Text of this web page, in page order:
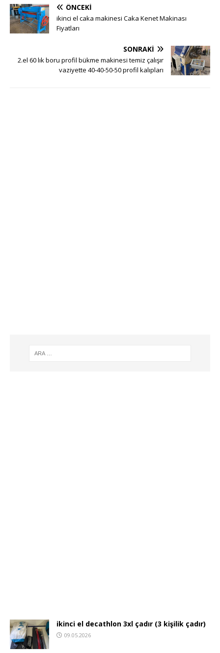
ÖNCEKI
ikinci el caka makinesi Caka Kenet Makinası
Fiyatları
SONRAKI
2.el 60 lık boru profil bükme makinesi temiz çalışır
vaziyette 40-40-50-50 profil kalıpları
ikinci el decathlon 3xl çadır (3 kişilik çadır)
09.05.2026